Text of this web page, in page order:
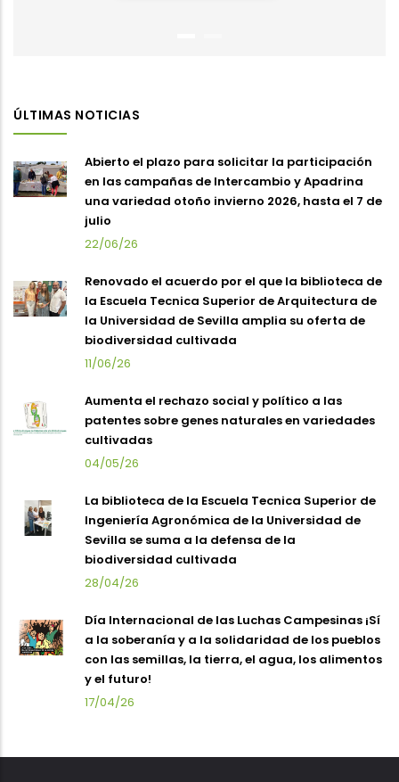
ÚLTIMAS NOTICIAS
Abierto el plazo para solicitar la participación
en las campañas de Intercambio y Apadrina
una variedad otoño invierno 2026, hasta el 7 de
julio
22/06/26
Renovado el acuerdo por el que la biblioteca de
la Escuela Tecnica Superior de Arquitectura de
la Universidad de Sevilla amplia su oferta de
biodiversidad cultivada
11/06/26
Aumenta el rechazo social y político a las
patentes sobre genes naturales en variedades
cultivadas
04/05/26
La biblioteca de la Escuela Tecnica Superior de
Ingeniería Agronómica de la Universidad de
Sevilla se suma a la defensa de la
biodiversidad cultivada
28/04/26
Día Internacional de las Luchas Campesinas ¡Sí
a la soberanía y a la solidaridad de los pueblos
con las semillas, la tierra, el agua, los alimentos
y el futuro!
17/04/26